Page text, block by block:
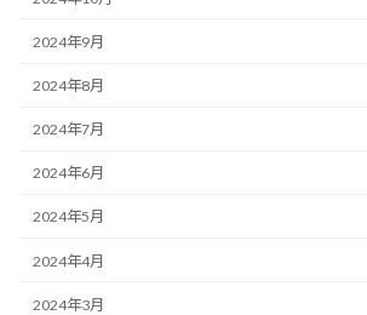
2024年9月
2024年8月
2024年7月
2024年6月
2024年5月
2024年4月
2024年3月